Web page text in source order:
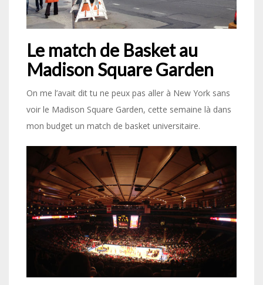
Le match de Basket au
Madison Square Garden
On me l’avait dit tu ne peux pas aller à New York sans
voir le Madison Square Garden, cette semaine là dans
mon budget un match de basket universitaire.